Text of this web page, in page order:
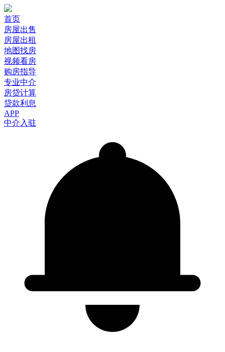
首页
房屋出售
房屋出租
地图找房
视频看房
购房指导
专业中介
房贷计算
贷款利息
APP
中介入驻